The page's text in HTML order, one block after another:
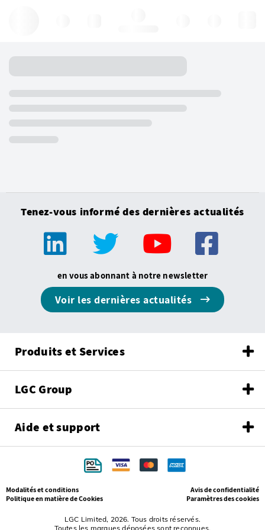
Tenez-vous informé des dernières actualités
en vous abonnant à notre newsletter
Voir les dernières actualités
Produits et Services
LGC Group
Aide et support
LGC Limited, 2026. Tous droits réservés.
Toutes les marques déposées sont reconnues.
Modalités et conditions
Avis de confidentialité
Politique en matière de Cookies
Paramètres des cookies